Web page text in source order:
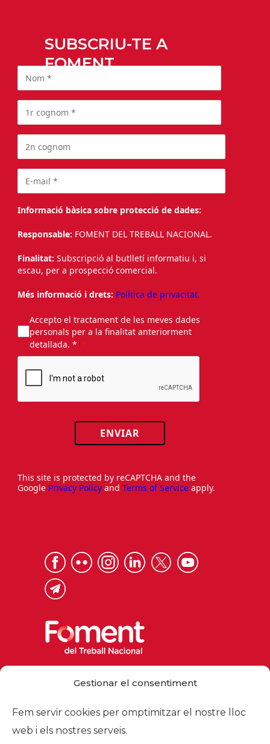
Gestionar el consentiment
Fem servir cookies per omptimitzar el nostre lloc
web i els nostres serveis.
SUBSCRIU-TE A
FOMENT
Informació bàsica sobre protecció de dades:
Responsable: FOMENT DEL TREBALL NACIONAL.
Finalitat: Subscripció al butlletí informatiu i, si
escau, per a prospecció comercial.
Més informació i drets: Política de privacitat.
Accepto el tractament de les meves dades
personals per a la finalitat anteriorment
detallada. *
ENVIAR
This site is protected by reCAPTCHA and the
Google Privacy Policy and Terms of Service apply.
foment@foment.com